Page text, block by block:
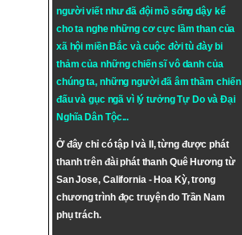
người viết như đã đội mồ sống dậy kể
cho ta nghe những cơ cực lầm than của
xã hội miền Bắc và cuộc đời tù đày bi
thảm của những chiến sĩ vô danh của
chúng ta, những người đã âm thầm chiến
đấu và gục ngã vì lý tưởngTự DovàĐại
Nghĩa Dân Tộc...
Ở đây chỉ có tập I và II, từng được phát
thanh trên đài phát thanh Quê Hương từ
San Jose, California - Hoa Kỳ, trong
chương trình đọc truyện do Trần Nam
phụ trách.